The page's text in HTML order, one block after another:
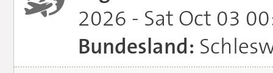
2026 - Sat Oct 03
Bundesland: